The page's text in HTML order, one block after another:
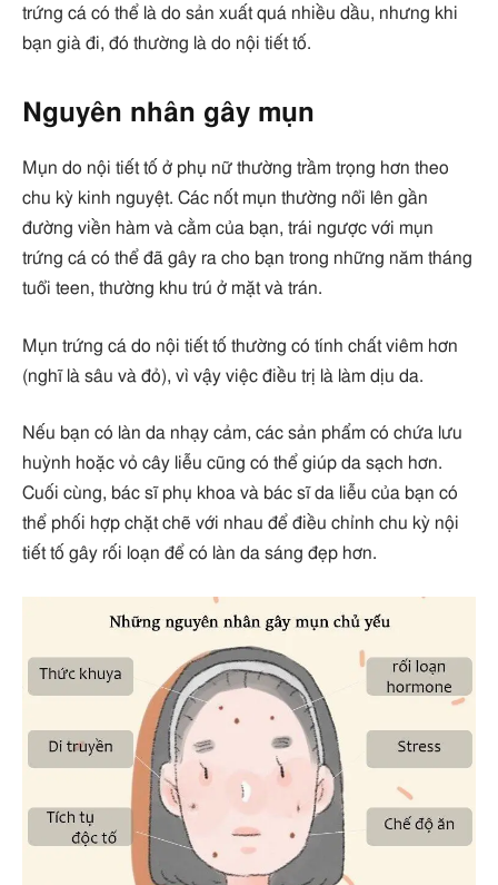
trứng cá có thể là do sản xuất quá nhiều dầu, nhưng khi
bạn già đi, đó thường là do nội tiết tố.
Nguyên nhân gây mụn
Mụn do nội tiết tố ở phụ nữ thường trầm trọng hơn theo
chu kỳ kinh nguyệt. Các nốt mụn thường nổi lên gần
đường viền hàm và cằm của bạn, trái ngược với mụn
trứng cá có thể đã gây ra cho bạn trong những năm tháng
tuổi teen, thường khu trú ở mặt và trán.
Mụn trứng cá do nội tiết tố thường có tính chất viêm hơn
(nghĩ là sâu và đỏ), vì vậy việc điều trị là làm dịu da.
Nếu bạn có làn da nhạy cảm, các sản phẩm có chứa lưu
huỳnh hoặc vỏ cây liễu cũng có thể giúp da sạch hơn.
Cuối cùng, bác sĩ phụ khoa và bác sĩ da liễu của bạn có
thể phối hợp chặt chẽ với nhau để điều chỉnh chu kỳ nội
tiết tố gây rối loạn để có làn da sáng đẹp hơn.